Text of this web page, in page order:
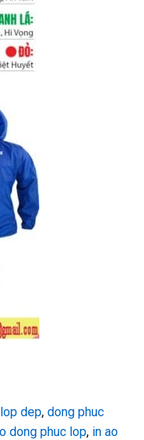
dep, dong phuc
dong phuc lop, in ao